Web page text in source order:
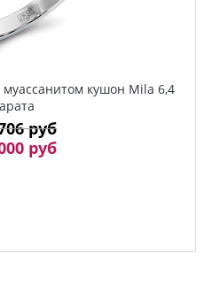
кушон Mila 6,4
руб
руб